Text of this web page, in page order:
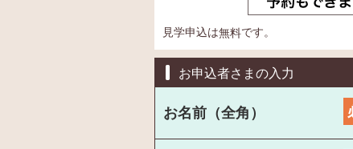
見学申込は無料です。
お申込者さまの入力
お名前（全角）